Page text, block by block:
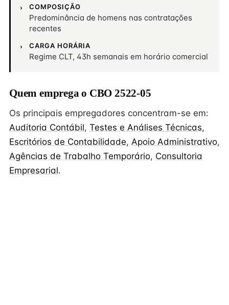
COMPOSIÇÃO
Predominância de homens nas contratações
recentes
CARGA HORÁRIA
Regime CLT, 43h semanais em horário comercial
Quem emprega o CBO 2522-05
Os principais empregadores concentram-se em:
Auditoria Contábil, Testes e Análises Técnicas,
Escritórios de Contabilidade, Apoio Administrativo,
Agências de Trabalho Temporário, Consultoria
Empresarial.